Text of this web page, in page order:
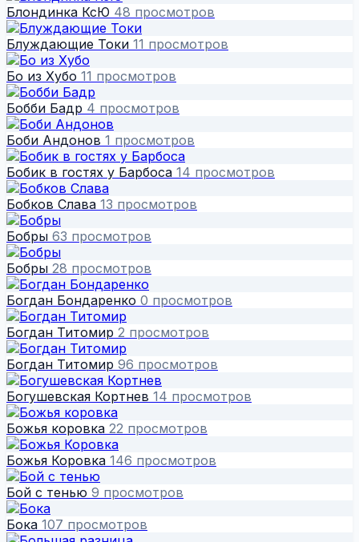
Блондинка КсЮ 48 просмотров
Блуждающие Токи 11 просмотров
Бо из Хубо 11 просмотров
Бобби Бадр 4 просмотров
Боби Андонов 1 просмотров
Бобик в гостях у Барбоса 14 просмотров
Бобков Слава 13 просмотров
Бобры 63 просмотров
Бобры 28 просмотров
Богдан Бондаренко 0 просмотров
Богдан Титомир 2 просмотров
Богдан Титомир 96 просмотров
Богушевская Кортнев 14 просмотров
Божья коровка 22 просмотров
Божья Коровка 146 просмотров
Бой с тенью 9 просмотров
Бока 107 просмотров